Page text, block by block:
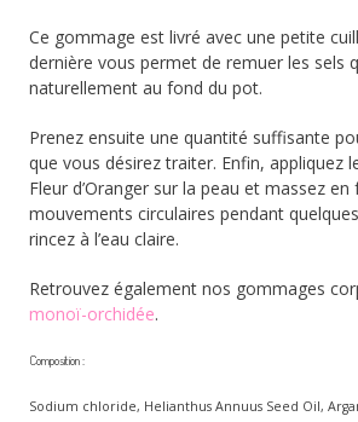
Ce gommage est livré avec une petite
dernière vous permet de remuer les sels
naturellement au fond du pot.
Prenez ensuite une quantité suffisante
que vous désirez traiter. Enfin, appliquez
Fleur d’Oranger sur la peau et massez
mouvements circulaires pendant
rincez à l’eau claire.
Retrouvez également nos gommages
monoï-orchidée.
Composition :
Sodium chloride, Helianthus Annuus Seed Oil,